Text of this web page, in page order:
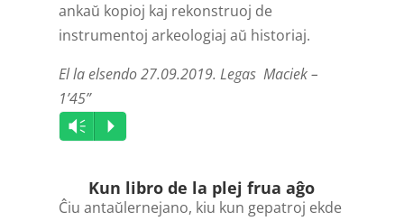
ankaŭ kopioj kaj rekonstruoj de
instrumentoj arkeologiaj aŭ historiaj.
El la elsendo 27.09.2019. Legas Maciek –
1’45”
Audio
Player
Vm P
Kun libro de la plej frua aĝo
Ĉiu antaŭlernejano, kiu kun gepatroj ekde